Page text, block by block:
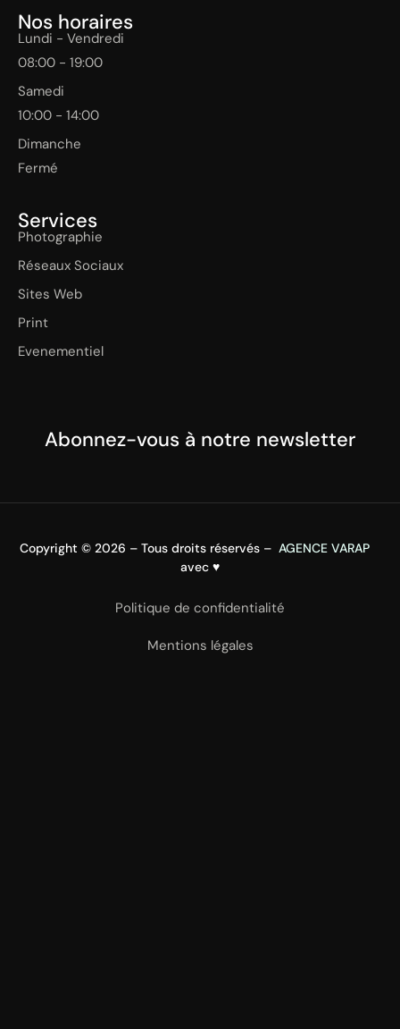
Nos horaires
Lundi - Vendredi
08:00 - 19:00
Samedi
10:00 - 14:00
Dimanche
Fermé
Services
Photographie
Réseaux Sociaux
Sites Web
Print
Evenementiel
Abonnez-vous à notre newsletter
Copyright © 2026 – Tous droits réservés – AGENCE VARAP
avec ♥
Politique de confidentialité
Mentions légales